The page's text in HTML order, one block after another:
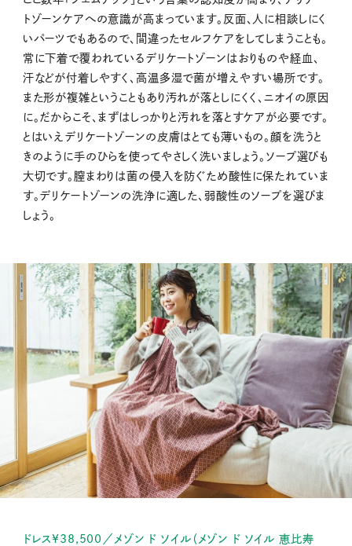
トゾーンケアへの意識が高まっています。反面、人に相談しにく
いパーツでもあるので、間違ったセルフケアをしてしまうことも。
常に下着で覆われているデリケートゾーンはおりものや経血、
汗などが付着しやすく、高温多湿で菌が増えやすい場所です。
また形が複雑ということもあり汚れが落としにくく、ニオイの原因
に。だからこそ、まずはしっかりと汚れを落とすケアが必要です。
とはいえデリケートゾーンの皮膚はとても薄いもの。顔を洗うと
きのように手のひらを使ってやさしく洗いましょう。ソープ選びも
大切です。膣まわりは菌の侵入を防ぐため酸性に保たれていま
す。デリケートゾーンの洗浄に適した、弱酸性のソープを選びま
しょう。
ドレス¥38,500／メゾン ド ソイル（メゾン ド ソイル 恵比寿